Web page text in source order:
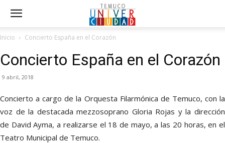
Inicio Concierto España en el Corazón
Concierto España en el Corazón
9 abril, 2018
Concierto a cargo de la Orquesta Filarmónica de Temuco, con la
voz de la destacada mezzosoprano Gloria Rojas y la dirección
de David Ayma, a realizarse el 18 de mayo, a las 20 horas, en el
Teatro Municipal de Temuco.